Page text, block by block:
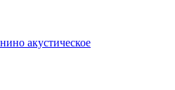
акустическое